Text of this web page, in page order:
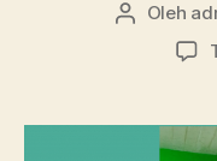
Penulis
artikel
Oleh